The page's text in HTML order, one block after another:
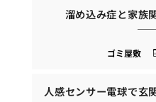
溜め込み症と家族
ゴミ屋敷
人感センサー電球で玄